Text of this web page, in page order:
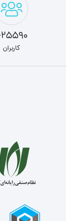
25590+
کاربران